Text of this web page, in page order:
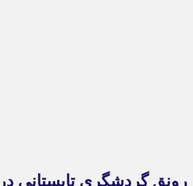
رونق گردشگری تابستانی